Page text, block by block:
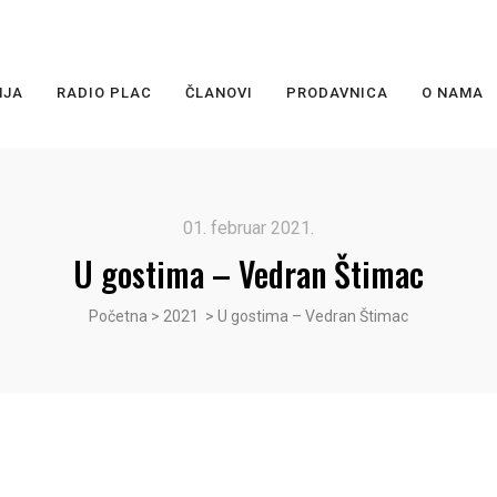
RADIO PLAC ČLANOVI PRODAVNICA O NAMA
01. februar 2021.
U gostima – Vedran Štimac
Početna > 2021 > U gostima – Vedran Štimac